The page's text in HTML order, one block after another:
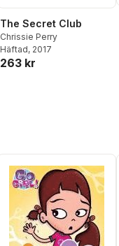
The Secret Club
Chrissie Perry
Häftad, 2017
263 kr